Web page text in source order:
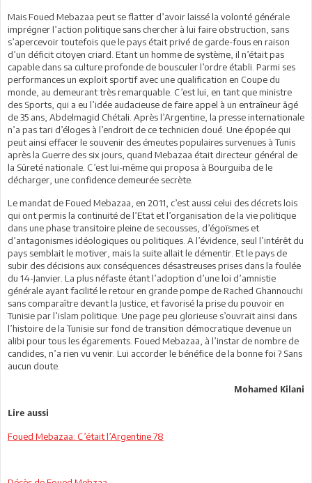
Mais Foued Mebazaa peut se flatter d’avoir laissé la volonté générale
imprégner l’action politique sans chercher à lui faire obstruction, sans
s’apercevoir toutefois que le pays était privé de garde-fous en raison
d’un déficit citoyen criard. Etant un homme de système, il n’était pas
capable dans sa culture profonde de bousculer l’ordre établi. Parmi ses
performances un exploit sportif avec une qualification en Coupe du
monde, au demeurant très remarquable. C’est lui, en tant que ministre
des Sports, qui a eu l’idée audacieuse de faire appel à un entraîneur âgé
de 35 ans, Abdelmagid Chétali. Après l’Argentine, la presse internationale
n’a pas tari d’éloges à l’endroit de ce technicien doué. Une épopée qui
peut ainsi effacer le souvenir des émeutes populaires survenues à Tunis
après la Guerre des six jours, quand Mebazaa était directeur général de
la Sûreté nationale. C’est lui-même qui proposa à Bourguiba de le
décharger, une confidence demeurée secrète.
Le mandat de Foued Mebazaa, en 2011, c’est aussi celui des décrets lois
qui ont permis la continuité de l’Etat et l’organisation de la vie politique
dans une phase transitoire pleine de secousses, d’égoïsmes et
d’antagonismes idéologiques ou politiques. A l’évidence, seul l’intérêt du
pays semblait le motiver, mais la suite allait le démentir. Et le pays de
subir des décisions aux conséquences désastreuses prises dans la foulée
du 14-Janvier. La plus néfaste étant l’adoption d’une loi d’amnistie
générale ayant facilité le retour en grande pompe de Rached Ghannouchi
sans comparaître devant la Justice, et favorisé la prise du pouvoir en
Tunisie par l’islam politique. Une page peu glorieuse s’ouvrait ainsi dans
l’histoire de la Tunisie sur fond de transition démocratique devenue un
alibi pour tous les égarements. Foued Mebazaa, à l’instar de nombre de
candides, n’a rien vu venir. Lui accorder le bénéfice de la bonne foi ? Sans
aucun doute.
Mohamed Kilani
Lire aussi
Foued Mebazaa: C’était l’Argentine 78